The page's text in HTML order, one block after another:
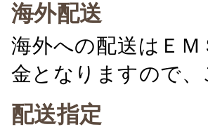
海外配送
海外への配送はＥ
金となりますので
配送指定